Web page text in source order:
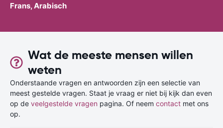
Frans, Arabisch
Wat de meeste mensen willen
weten
Onderstaande vragen en antwoorden zijn een selectie van
meest gestelde vragen. Staat je vraag er niet bij kijk dan even
op de veelgestelde vragen pagina. Of neem contact met ons
op.